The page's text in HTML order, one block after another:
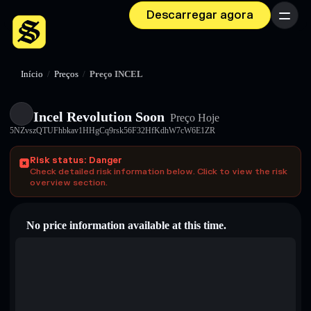
Descarregar agora Menu
Início / Preços / Preço INCEL
Incel Revolution Soon Preço Hoje
5NZvszQTUFhbkav1HHgCq9rsk56F32HfKdhW7cW6E1ZR
Risk status: Danger
Check detailed risk information below. Click to view the risk
overview section.
No price information available at this time.